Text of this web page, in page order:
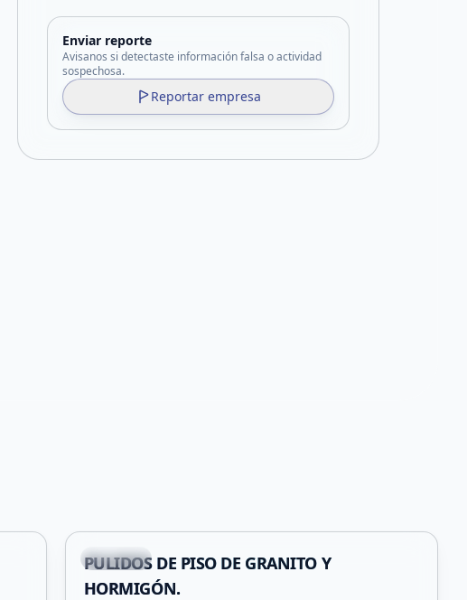
Enviar reporte
Avisanos si detectaste información falsa o actividad
sospechosa.
Reportar empresa
Capital
PULIDOS DE PISO DE GRANITO Y
HORMIGÓN.